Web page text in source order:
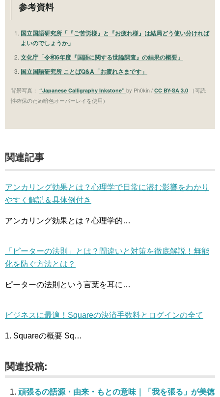
参考資料
国立国語研究所「『ご苦労様』と『お疲れ様』は結局どう使い分ければ
よいのでしょうか」
文化庁「令和6年度『国語に関する世論調査』の結果の概要」
国立国語研究所 ことばQ&A「お疲れさまです」
背景写真： “Japanese Calligraphy Inkstone” by Ph0kin / CC BY-SA 3.0 （可読
性確保のため暗色オーバーレイを使用）
関連記事
アンカリング効果とは？心理学で日常に潜む影響をわかり
やすく解説＆具体例付き
アンカリング効果とは？心理学的…
「ピーターの法則」とは？間違いと対策を徹底解説！無能
化を防ぐ方法とは？
ピーターの法則という言葉を耳に…
ビジネスに最適！Squareの決済手数料とログインの全て
1. Squareの概要 Sq…
関連投稿:
頑張るの語源・由来・もとの意味｜「我を張る」が美徳